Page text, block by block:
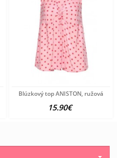
Blúzkový top ANISTON, ružová
15.90€